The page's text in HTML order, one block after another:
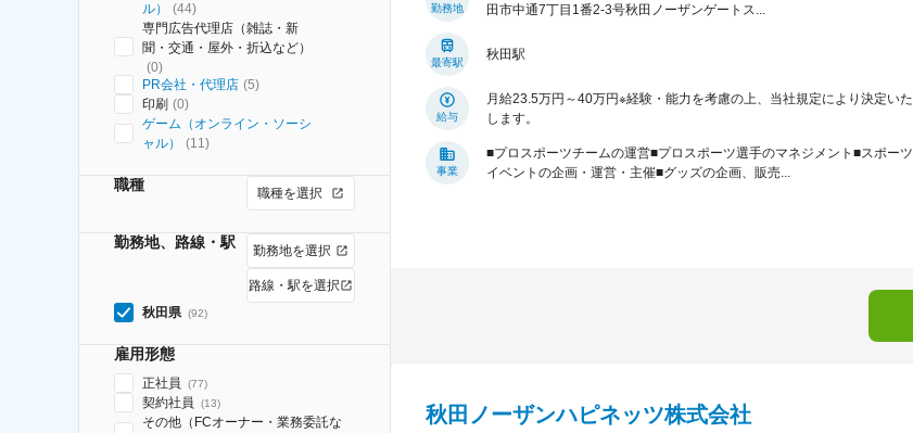
ル）
(44)
専門広告代理店（雑誌・新
聞・交通・屋外・折込など）
(0)
PR会社・代理店 (5)
印刷 (0)
ゲーム（オンライン・ソーシ
ャル）
(11)
職種 職種を選択
勤務地、路線・駅 勤務地を選択
路線・駅を選択
秋田県 (92)
雇用形態
正社員 (77)
契約社員 (13)
その他（FCオーナー・業務委託な
勤務地
田市中通7丁目1番2-3号秋田ノーザンゲートス...
最寄駅
秋田駅
給与
月給23.5万円～40万円※経験・能力を考慮の上、当社規定により決定いた
します。
事業
■プロスポーツチームの運営■プロスポーツ選手のマネジメント■スポーツ
イベントの企画・運営・主催■グッズの企画、販売...
秋田ノーザンハピネッツ株式会社